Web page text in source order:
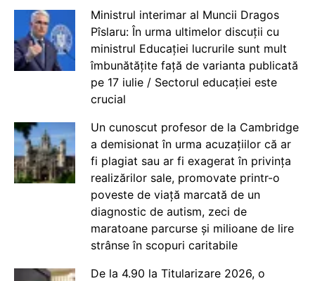
Ministrul interimar al Muncii Dragos
Pîslaru: În urma ultimelor discuții cu
ministrul Educației lucrurile sunt mult
îmbunătățite față de varianta publicată
pe 17 iulie / Sectorul educației este
crucial
Un cunoscut profesor de la Cambridge
a demisionat în urma acuzațiilor că ar
fi plagiat sau ar fi exagerat în privința
realizărilor sale, promovate printr-o
poveste de viață marcată de un
diagnostic de autism, zeci de
maratoane parcurse și milioane de lire
strânse în scopuri caritabile
De la 4.90 la Titularizare 2026, o